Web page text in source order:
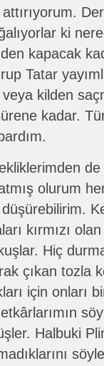
ki
kapacak
Tatar
kilden
kadar.
olurum
kırmızı
Hiç
çıkan tozla
için onları
Halbuki